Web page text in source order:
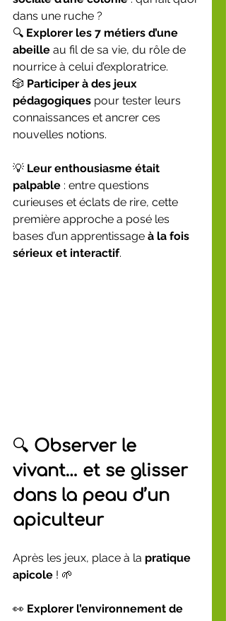
dans une ruche ?
🔍 Explorer les 7 métiers d’une
abeille au fil de sa vie, du rôle de
nourrice à celui d’exploratrice.
🎲 Participer à des jeux
pédagogiques pour tester leurs
connaissances et ancrer ces
nouvelles notions.
💡 Leur enthousiasme était
palpable : entre questions
curieuses et éclats de rire, cette
première approche a posé les
bases d’un apprentissage à la fois
sérieux et interactif.
🔍 Observer le
vivant… et se glisser
dans la peau d’un
apiculteur
Après les jeux, place à la pratique
apicole ! 🌱
👀 Explorer l’environnement de